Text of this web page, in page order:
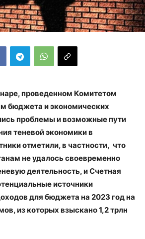
проведенном Комитетом
бюджета и экономических
проблемы и возможные пути
теневой экономики в
отметили, в частности, что
не удалось своевременно
деятельность, и Счетная
источники
для бюджета на 2023 год на
из которых взыскано 1,2 трлн